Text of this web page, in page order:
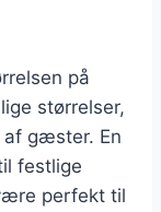
på
størrelser,
gæster. En
festlige
perfekt til